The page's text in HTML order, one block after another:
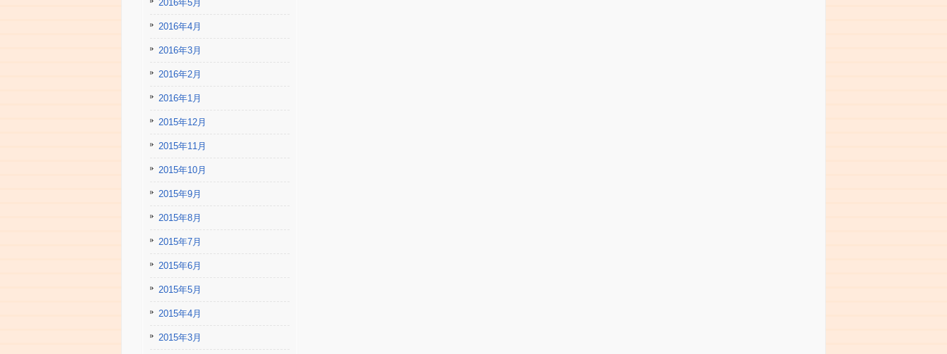
2016年5月
2016年4月
2016年3月
2016年2月
2016年1月
2015年12月
2015年11月
2015年10月
2015年9月
2015年8月
2015年7月
2015年6月
2015年5月
2015年4月
2015年3月